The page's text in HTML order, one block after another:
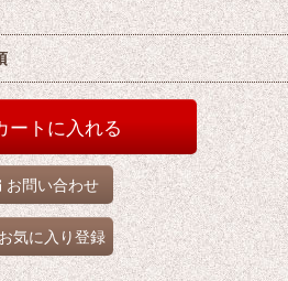
ートに入れる
お問い合わせ
お気に入り登録